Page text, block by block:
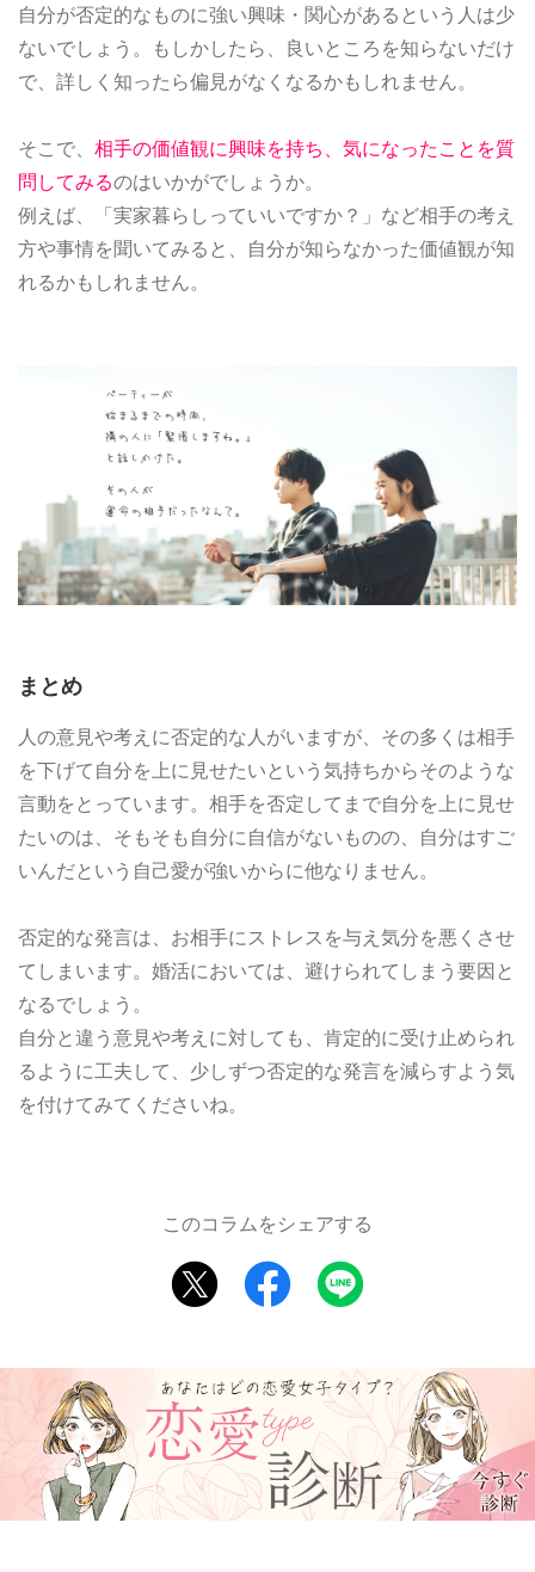
自分が否定的なものに強い興味・関心があるという人は少
ないでしょう。もしかしたら、良いところを知らないだけ
で、詳しく知ったら偏見がなくなるかもしれません。
そこで、 相手の価値観に興味を持ち、気になったことを質
問してみるのはいかがでしょうか。
例えば、「実家暮らしっていいですか？」など相手の考え
方や事情を聞いてみると、自分が知らなかった価値観が知
れるかもしれません。
まとめ
人の意見や考えに否定的な人がいますが、その多くは相手
を下げて自分を上に見せたいという気持ちからそのような
言動をとっています。相手を否定してまで自分を上に見せ
たいのは、そもそも自分に自信がないものの、自分はすご
いんだという自己愛が強いからに他なりません。
否定的な発言は、お相手にストレスを与え気分を悪くさせ
てしまいます。婚活においては、避けられてしまう要因と
なるでしょう。
自分と違う意見や考えに対しても、肯定的に受け止められ
るように工夫して、少しずつ否定的な発言を減らすよう気
を付けてみてくださいね。
このコラムをシェアする